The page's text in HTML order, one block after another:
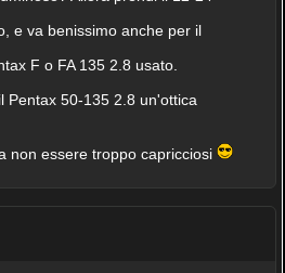
e va benissimo anche per il
F o FA 135 2.8 usato.
Pentax 50-135 2.8 un'ottica
non essere troppo capricciosi